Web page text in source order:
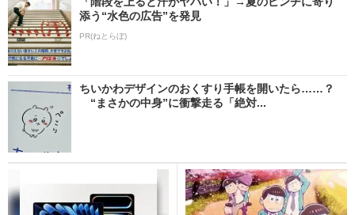
添う“水色の広告”を発見
PR(ねとらぼ)
ちいかわデザインのおくすり手帳を開いたら……？
“まさかの中身”に衝撃走る「絶対...